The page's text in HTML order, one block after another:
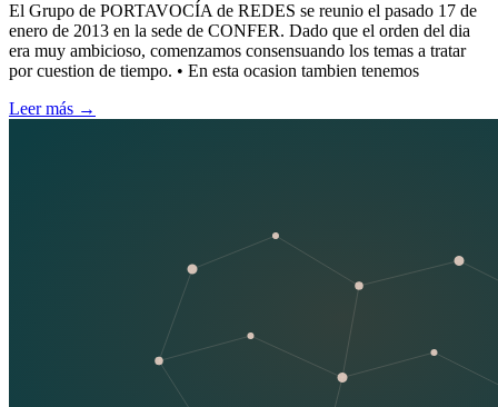
El Grupo de PORTAVOCÍA de REDES se reunio el pasado 17 de
enero de 2013 en la sede de CONFER. Dado que el orden del dia
era muy ambicioso, comenzamos consensuando los temas a tratar
por cuestion de tiempo. • En esta ocasion tambien tenemos
Leer más →